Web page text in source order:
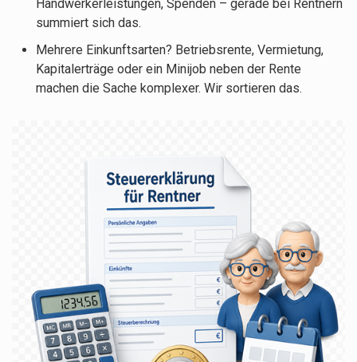
Scheinselbständigkeit
Kassenführung
Verfahrensdokumentation
Service & Downloads
Karriere
Handwerkerleistungen, Spenden – gerade bei Rentnern
summiert sich das.
Mehrere Einkunftsarten? Betriebsrente, Vermietung,
Kapitalerträge oder ein Minijob neben der Rente
machen die Sache komplexer. Wir sortieren das.